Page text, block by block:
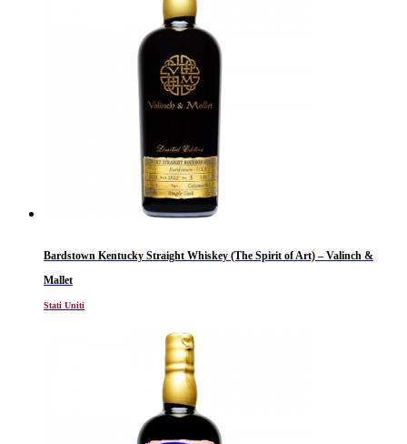
Bardstown Kentucky Straight Whiskey (The Spirit of Art) – Valinch &
Mallet
Stati Uniti